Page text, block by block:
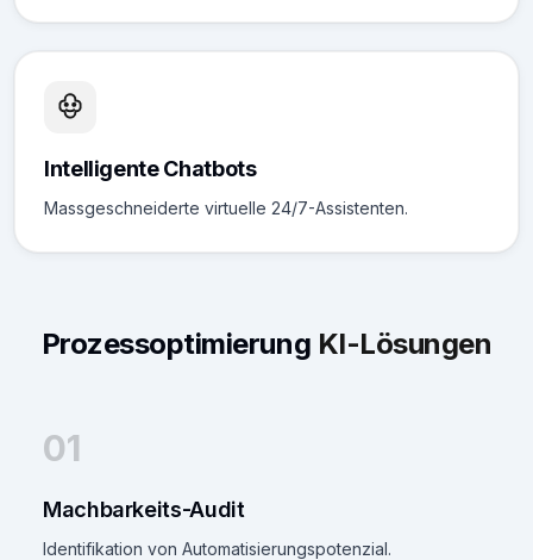
Intelligente Chatbots
Massgeschneiderte virtuelle 24/7-Assistenten.
Prozessoptimierung KI-Lösungen
01
Machbarkeits-Audit
Identifikation von Automatisierungspotenzial.